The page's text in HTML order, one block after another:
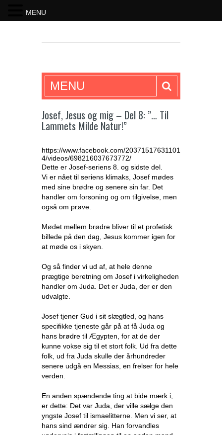
SKRIFTEN
MENU
Josef, Jesus og mig – Del 8: ”… Til
Lammets Milde Natur!”
https://www.facebook.com/20371517631101
4/videos/698216037673772/
Dette er Josef-seriens 8. og sidste del.
Vi er nået til seriens klimaks, Josef mødes
med sine brødre og senere sin far. Det
handler om forsoning og om tilgivelse, men
også om prøve.
Mødet mellem brødre bliver til et profetisk
billede på den dag, Jesus kommer igen for
at møde os i skyen.
Og så finder vi ud af, at hele denne
prægtige beretning om Josef i virkeligheden
handler om Juda. Det er Juda, der er den
udvalgte.
Josef tjener Gud i sit slægtled, og hans
specifikke tjeneste går på at få Juda og
hans brødre til Ægypten, for at de der
kunne vokse sig til et stort folk. Ud fra dette
folk, ud fra Juda skulle der århundreder
senere udgå en Messias, en frelser for hele
verden.
En anden spændende ting at bide mærk i,
er dette: Det var Juda, der ville sælge den
yngste Josef til ismaelitterne. Men vi ser, at
hans sind ændrer sig. Han forvandles
MENU